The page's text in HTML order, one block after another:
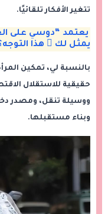
تتغير الأفكار تلقائيًا.
يعتمد “دوسي على
يمثل لك ِ هذا
بالنسبة لي، تمكين
حقيقية للاستقلال
ووسيلة تنقل، ومصدر
وبناء مستقبلها.